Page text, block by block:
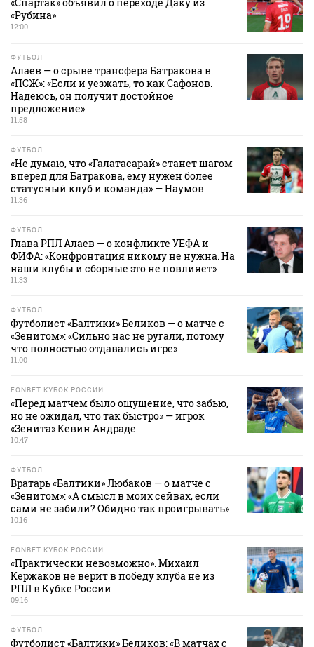
«Рубина»
12:00
ФУТБОЛ
Алаев — о срыве трансфера Батракова в
«ПСЖ»: «Если и уезжать, то как Сафонов.
Надеюсь, он получит достойное
предложение»
11:58
ФУТБОЛ
«Не думаю, что «Галатасарай» станет шагом
вперед для Батракова, ему нужен более
статусный клуб и команда» — Наумов
11:36
ФУТБОЛ
Глава РПЛ Алаев — о конфликте УЕФА и
ФИФА: «Конфронтация никому не нужна. На
наши клубы и сборные это не повлияет»
11:33
ФУТБОЛ
Футболист «Балтики» Беликов — о матче с
«Зенитом»: «Сильно нас не ругали, потому
что полностью отдавались игре»
11:00
FONBET КУБОК РОССИИ
«Перед матчем было ощущение, что забью,
но не ожидал, что так быстро» — игрок
«Зенита» Кевин Андраде
10:47
ФУТБОЛ
Вратарь «Балтики» Любаков — о матче с
«Зенитом»: «А смысл в моих сейвах, если
сами не забили? Обидно так проигрывать»
10:16
FONBET КУБОК РОССИИ
«Практически невозможно». Михаил
Кержаков не верит в победу клуба не из
РПЛ в Кубке России
09:16
ФУТБОЛ
Футболист «Балтики» Беликов: «В матчах с